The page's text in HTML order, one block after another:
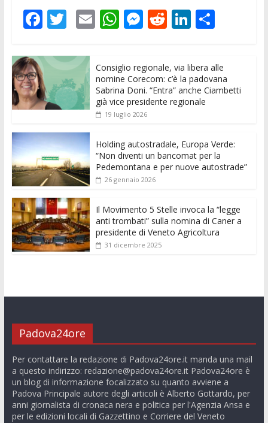
F
e
b
o
o
k
T
itt
er
E
l
W
at
s
A
p
M
e
n
g
R
di
t
Li
k
e
dI
C
n
di
vi
Consiglio regionale, via libera alle
nomine Corecom: c’è la padovana
Sabrina Doni. “Entra” anche Ciambetti
già vice presidente regionale
19 luglio 2026
Holding autostradale, Europa Verde:
“Non diventi un bancomat per la
Pedemontana e per nuove autostrade”
26 gennaio 2026
Il Movimento 5 Stelle invoca la “legge
anti trombati” sulla nomina di Caner a
presidente di Veneto Agricoltura
31 dicembre 2025
Padova24ore
Per contattare la redazione di Padova24ore.it manda una mail
a questo indirizzo: redazione@padova24ore.itPadova24ore è
un blog di informazione focalizzato su quanto avviene a
Padova Principale autore degli articoli è Alberto Gottardo, per
anni giornalista di cronaca nera e politica per l'Agenzia Ansa e
per le edizioni locali di Gazzettino e Corriere del Veneto